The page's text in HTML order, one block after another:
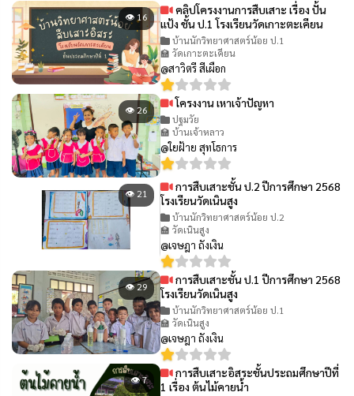
👁 16
คลิปโครงงานการสืบเสาะ เรื่อง ปั้น
แป้ง ชั้น ป.1 โรงเรียนวัดเกาะตะเคียน
บ้านนักวิทยาศาสตร์น้อย ป.1
🏫 วัดเกาะตะเคียน
@สาวิตรี สีเผือก
👁 26 โครงงาน เหาเจ้าปัญหา
ปฐมวัย
🏫 บ้านเจ้าหลาว
@ใยฝ้าย สุทโธการ
👁 21
การสืบเสาะชั้น ป.2 ปีการศึกษา 2568
โรงเรียนวัดเนินสูง
บ้านนักวิทยาศาสตร์น้อย ป.2
🏫 วัดเนินสูง
@เจษฎา ถังเงิน
👁 29
การสืบเสาะชั้น ป.1 ปีการศึกษา 2568
โรงเรียนวัดเนินสูง
บ้านนักวิทยาศาสตร์น้อย ป.1
🏫 วัดเนินสูง
@เจษฎา ถังเงิน
👁 7
การสืบเสาะอิสระชั้นประถมศึกษาปีที่
1 เรื่อง ต้นไม้คายน้ำ